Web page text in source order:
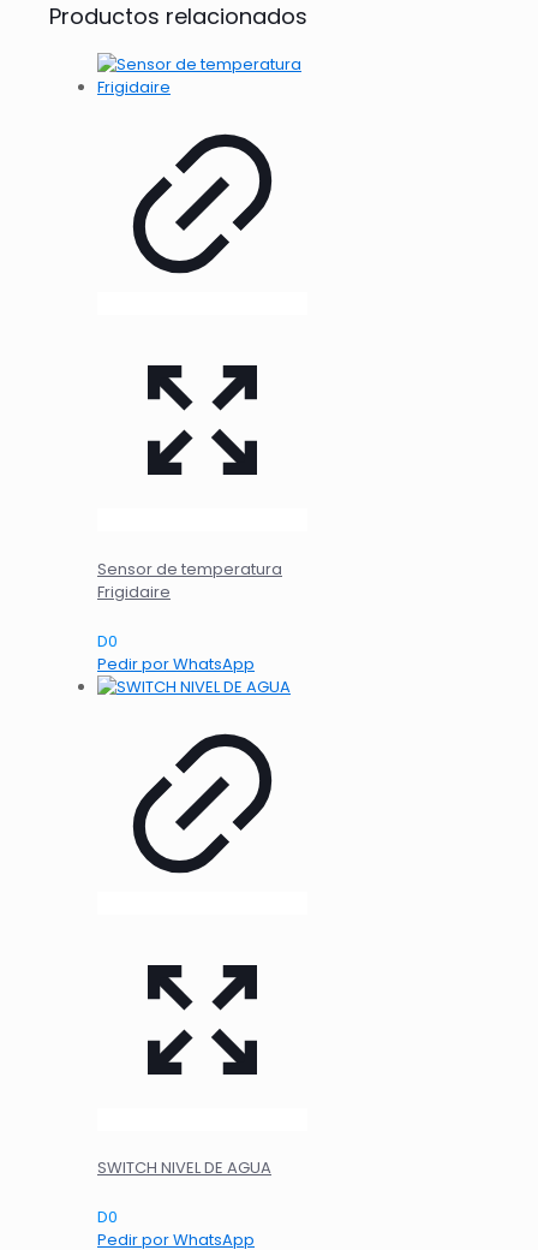
Productos relacionados
Sensor de temperatura
Frigidaire
D0
Pedir por WhatsApp
SWITCH NIVEL DE AGUA
D0
Pedir por WhatsApp